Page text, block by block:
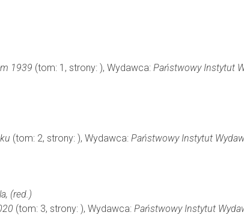
1939 (tom: 1, strony: ), Wydawca: Państwowy Instytut
(tom: 2, strony: ), Wydawca: Państwowy Instytut
(red.)
(tom: 3, strony: ), Wydawca: Państwowy Instytut